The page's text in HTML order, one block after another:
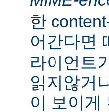
한
어간다면
라이언트
읽지않거
이 보이게